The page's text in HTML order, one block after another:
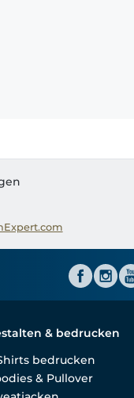
& bedrucken
bedrucken
& Pullover